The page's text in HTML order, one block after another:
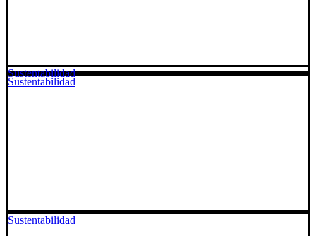
Sustentabilidad
Sustentabilidad
Sustentabilidad